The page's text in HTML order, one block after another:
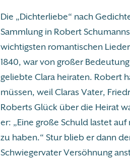
Die „Dichterliebe“ nach
Sammlung in Robert
wichtigsten romantischen
1840, war von großer
geliebte Clara heiraten. Robert
müssen, weil Claras Vater,
Roberts Glück über die Heirat
er: „Eine große Schuld lastet
zu haben.“ Stur blieb er dann
Schwiegervater Versöhnung